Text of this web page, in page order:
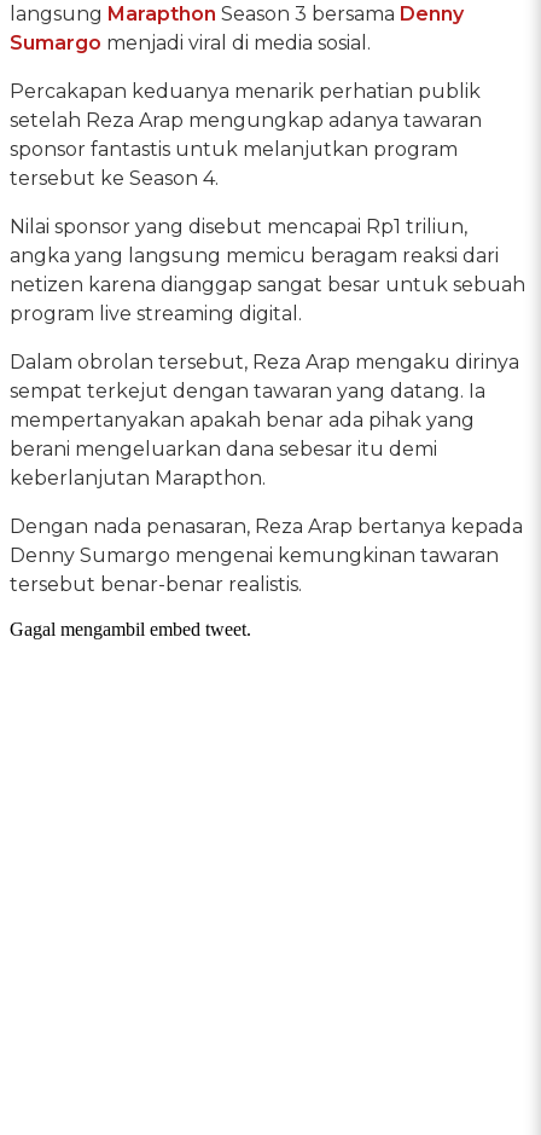
langsung Marapthon Season 3 bersama Denny
Sumargo menjadi viral di media sosial.
Percakapan keduanya menarik perhatian publik
setelah Reza Arap mengungkap adanya tawaran
sponsor fantastis untuk melanjutkan program
tersebut ke Season 4.
Nilai sponsor yang disebut mencapai Rp1 triliun,
angka yang langsung memicu beragam reaksi dari
netizen karena dianggap sangat besar untuk sebuah
program live streaming digital.
Dalam obrolan tersebut, Reza Arap mengaku dirinya
sempat terkejut dengan tawaran yang datang. Ia
mempertanyakan apakah benar ada pihak yang
berani mengeluarkan dana sebesar itu demi
keberlanjutan Marapthon.
Dengan nada penasaran, Reza Arap bertanya kepada
Denny Sumargo mengenai kemungkinan tawaran
tersebut benar-benar realistis.